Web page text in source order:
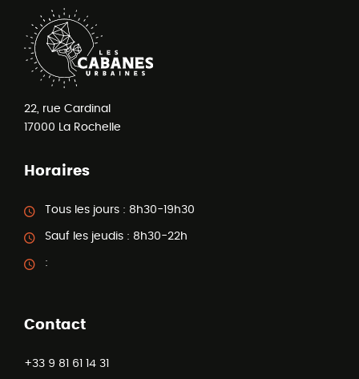
22, rue Cardinal
17000 La Rochelle
Horaires
Tous les jours : 8h30-19h30
Sauf les jeudis : 8h30-22h
:
Contact
+33 9 81 61 14 31